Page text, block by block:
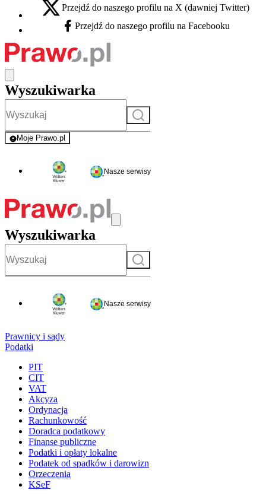
X - otwiera się w nowej karcie
Przejdź do naszego profilu na X (dawniej Twitter)
Facebook - otwiera się w nowej karcie
Przejdź do naszego profilu na Facebooku
Wyszukiwarka
Szukaj
Moje Prawo.pl
- rejestracja i logowanie do serwisu
Nasze serwisy
Wyszukiwarka
Szukaj
Nasze serwisy
Prawnicy i sądy
Podatki
PIT
CIT
VAT
Akcyza
Ordynacja
Rachunkowość
Doradca podatkowy
Finanse publiczne
Podatki i opłaty lokalne
Podatek od spadków i darowizn
Orzeczenia
KSeF